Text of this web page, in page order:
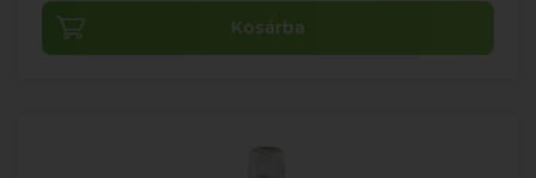
Kosárba